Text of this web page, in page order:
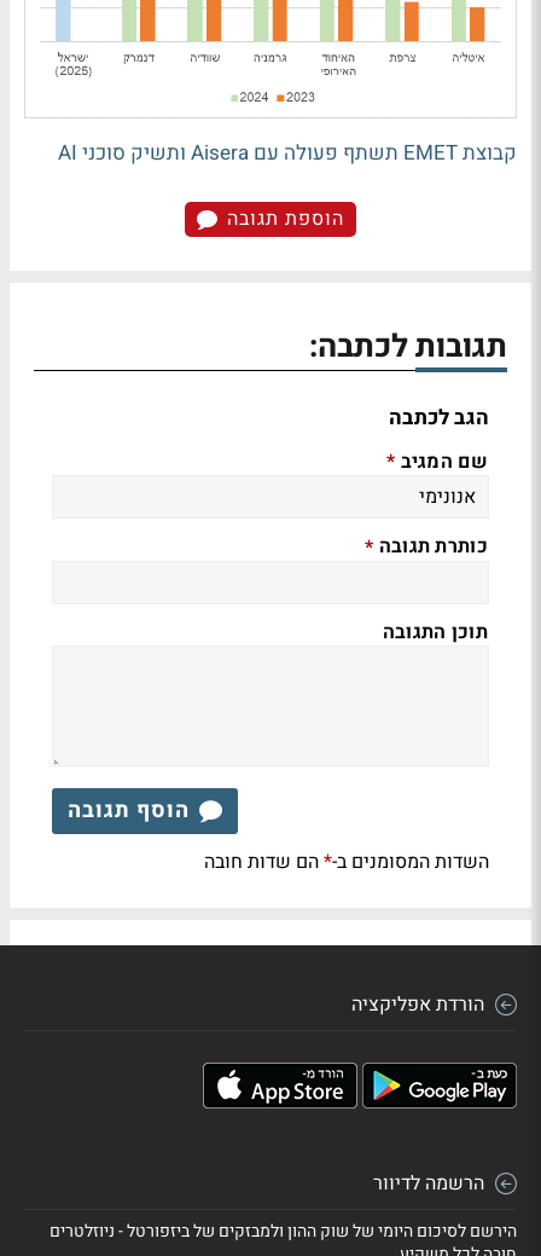
קבוצת EMET תשתף פעולה עם Aisera ותשיק סוכני AI
הוספת תגובה
תגובות לכתבה:
הגב לכתבה
שם המגיב *
כותרת תגובה *
תוכן התגובה
הוסף תגובה
השדות המסומנים ב-*הם שדות חובה
הורדת אפליקציה
הרשמה לדיוור
הירשם לסיכום היומי של שוק ההון ולמבזקים של ביזפורטל - ניוזלטרים